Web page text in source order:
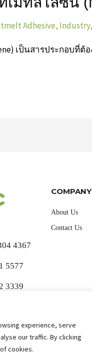
experience, serve
our traffic. By clicking
cookies.
Adhesive, Industry,
เป็นสารประกอบที่
4367
5577
3339
COMPANY
About Us
Contact Us